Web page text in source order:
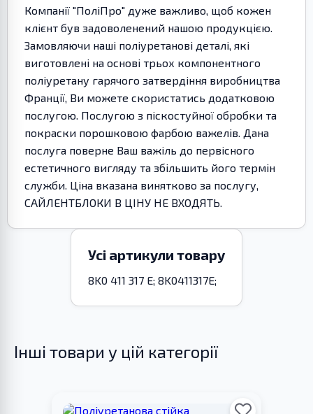
Компанії "ПоліПро" дуже важливо, щоб кожен
клієнт був задоволенений нашою продукцією.
Замовляючи наші поліуретанові деталі, які
виготовлені на основі трьох компонентного
поліуретану гарячого затвердіння виробництва
Франції, Ви можете скористатись додатковою
послугою. Послугою з піскостуйної обробки та
покраски порошковою фарбою важелів. Дана
послуга поверне Ваш важіль до первісного
естетичного вигляду та збільшить його термін
служби. Ціна вказана винятково за послугу,
САЙЛЕНТБЛОКИ В ЦІНУ НЕ ВХОДЯТЬ.
Усі артикули товару
8K0 411 317 E; 8K0411317E;
Інші товари у цій категорії